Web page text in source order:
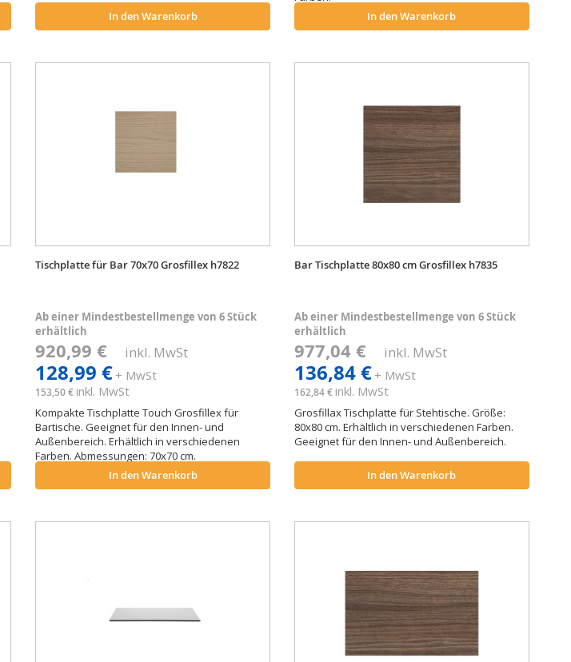
In den Warenkorb
In den Warenkorb
Tischplatte für Bar 70x70 Grosfillex h7822
Ab einer Mindestbestellmenge von 6 Stück
erhältlich
920,99 € inkl. MwSt
128,99 €+ MwSt
153,50 € inkl. MwSt
Kompakte Tischplatte Touch Grosfillex für
Bartische. Geeignet für den Innen- und
Außenbereich. Erhältlich in verschiedenen
Farben. Abmessungen: 70x70 cm.
In den Warenkorb
Bar Tischplatte 80x80 cm Grosfillex h7835
Ab einer Mindestbestellmenge von 6 Stück
erhältlich
977,04 € inkl. MwSt
136,84 €+ MwSt
162,84 € inkl. MwSt
Grosfillax Tischplatte für Stehtische. Größe:
80x80 cm. Erhältlich in verschiedenen Farben.
Geeignet für den Innen- und Außenbereich.
In den Warenkorb